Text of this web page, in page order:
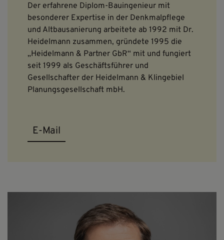
Der erfahrene Diplom-Bauingenieur mit
besonderer Expertise in der Denkmalpflege
und Altbausanierung arbeitete ab 1992 mit Dr.
Heidelmann zusammen, gründete 1995 die
„Heidelmann & Partner GbR“ mit und fungiert
seit 1999 als Geschäftsführer und
Gesellschafter der Heidelmann & Klingebiel
Planungsgesellschaft mbH.
E-Mail